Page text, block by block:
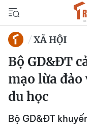
XÃ HỘI
Bộ GD&ĐT
mạo lừa
du học
Bộ GD&ĐT